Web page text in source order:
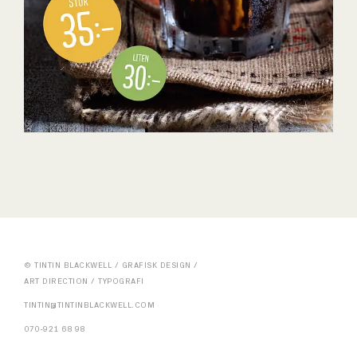
© TINTIN BLACKWELL / GRAFISK DESIGN /
ART DIRECTION / TYPOGRAFI
TINTIN@TINTINBLACKWELL.COM
070-921 68 98